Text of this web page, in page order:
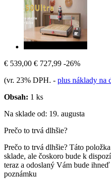
€ 539,00 € 727,99 -26%
(vr. 23% DPH. - plus náklady na
Obsah: 1 ks
Na sklade od: 19. augusta
Prečo to trvá dlhšie?
Prečo to trvá dlhšie? Táto
sklade, ale čoskoro bude k
teraz a odoslaný Vám bude
poznámku